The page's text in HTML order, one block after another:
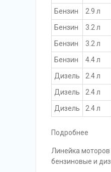
Бензин
2.9 л
Бензин
3.2 л
Бензин
3.2 л
Бензин
4.4 л
Дизель
2.4 л
Дизель
2.4 л
Дизель
2.4 л
Подробнее
Линейка
бензиновые и